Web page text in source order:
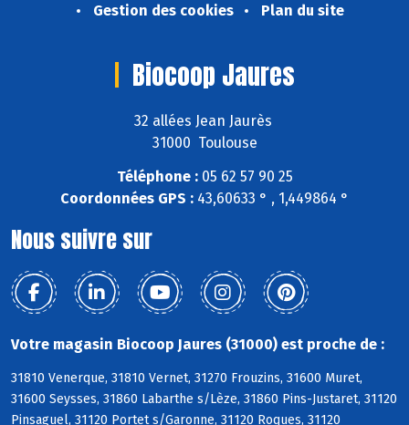
Gestion des cookies
Plan du site
Biocoop Jaures
32 allées Jean Jaurès
31000 Toulouse
Téléphone :05 62 57 90 25
Coordonnées GPS : 43,60633 ° , 1,449864 °
Nous suivre sur
Votre magasin Biocoop Jaures (31000) est proche de :
31810 Venerque, 31810 Vernet, 31270 Frouzins, 31600 Muret,
31600 Seysses, 31860 Labarthe s/Lèze, 31860 Pins-Justaret, 31120
Pinsaguel, 31120 Portet s/Garonne, 31120 Roques, 31120